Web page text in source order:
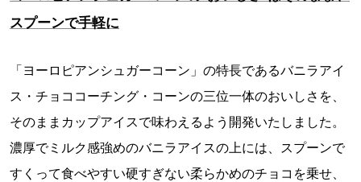
スプーンで手軽に
「ヨーロピアンシュガーコーン」の特長であるバニラアイ
ス・チョココーチング・コーンの三位一体のおいしさを、
そのままカップアイスで味わえるよう開発いたしました。
濃厚でミルク感強めのバニラアイスの上には、スプーンで
すくって食べやすい硬すぎない柔らかめのチョコを乗せ、